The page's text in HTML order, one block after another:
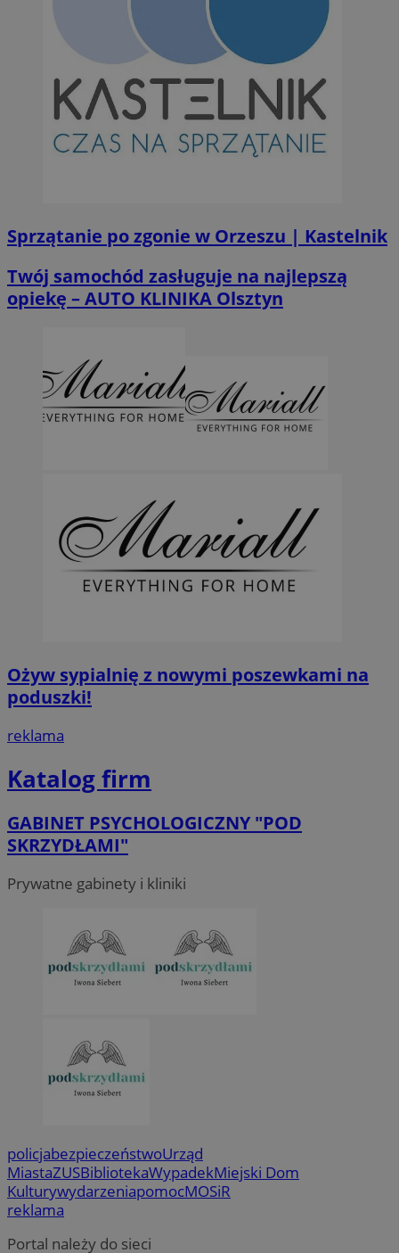
Sprzątanie po zgonie w Orzeszu | Kastelnik
Twój samochód zasługuje na najlepszą
opiekę – AUTO KLINIKA Olsztyn
Ożyw sypialnię z nowymi poszewkami na
poduszki!
reklama
Katalog firm
GABINET PSYCHOLOGICZNY "POD
SKRZYDŁAMI"
Prywatne gabinety i kliniki
policjabezpieczeństwoUrząd
MiastaZUSBibliotekaWypadekMiejski Dom
KulturywydarzeniapomocMOSiR
reklama
Portal należy do sieci